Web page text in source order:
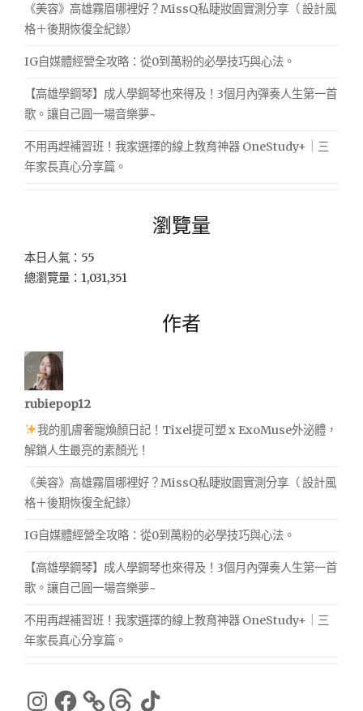
《美容》高雄霧眉哪裡好？MissQ私睫妝園實測分享（ 設計風
格＋後期恢復全紀錄）
IG自媒體經營全攻略：從0到萬粉的必學技巧與心法。
【高雄學鋼琴】成人學鋼琴也來得及！3個月內彈奏人生第一首
歌。讓自己圓一場音樂夢~
不用再趕補習班！我家選擇的線上教育神器 OneStudy+｜三
年家長真心分享篇。
瀏覽量
本日人氣：55
總瀏覽量：1,031,351
作者
rubiepop12
我的肌膚奢寵煥顏日記！Tixel提可塑 x ExoMuse外泌體，
解鎖人生最亮的素顏光！
《美容》高雄霧眉哪裡好？MissQ私睫妝園實測分享（ 設計風
格＋後期恢復全紀錄）
IG自媒體經營全攻略：從0到萬粉的必學技巧與心法。
【高雄學鋼琴】成人學鋼琴也來得及！3個月內彈奏人生第一首
歌。讓自己圓一場音樂夢~
不用再趕補習班！我家選擇的線上教育神器 OneStudy+｜三
年家長真心分享篇。
Instagram
Facebook ThreadsTikTok